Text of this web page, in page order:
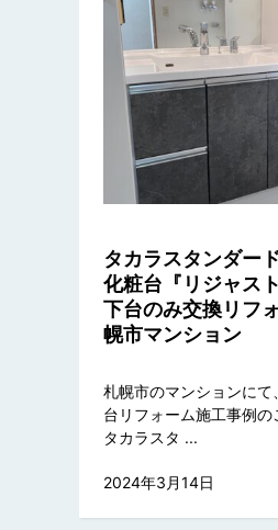
タカラスタンダー
化粧台『リジャス
下台のみ交換リフ
幌市マンション
札幌市のマンションにて
台リフォーム施工事例の
タカラスタ ...
2024年3月14日